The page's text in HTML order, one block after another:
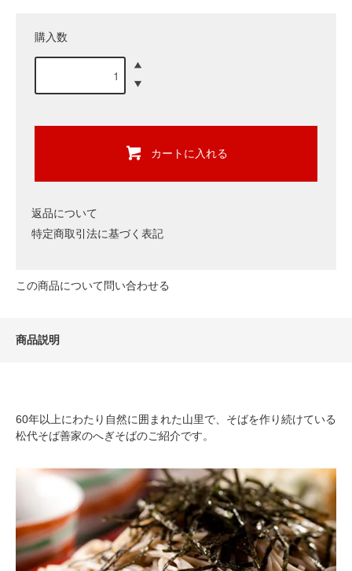
購入数
カートに入れる
返品について
特定商取引法に基づく表記
この商品について問い合わせる
商品説明
60年以上にわたり自然に囲まれた山里で、そばを作り続けている
松代そば善家のへぎそばのご紹介です。